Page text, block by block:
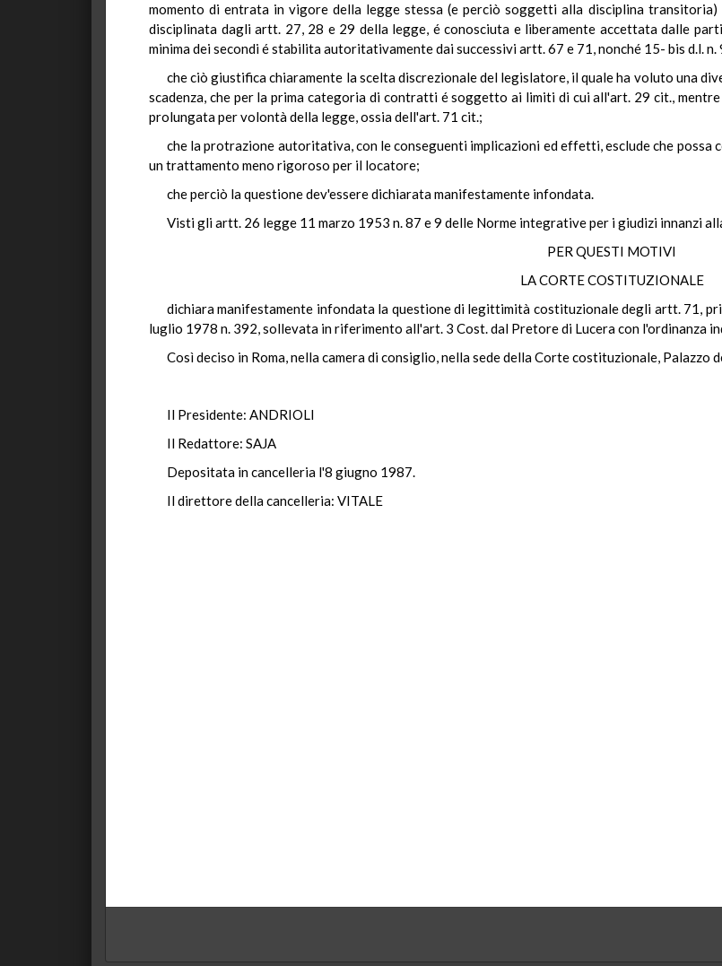
momento di entrata in vigore della legge stessa (e perciò soggetti alla disciplina
disciplinata dagli artt. 27, 28 e 29 della legge, é conosciuta e liberamente accettata dalle
minima dei secondi é stabilita autoritativamente dai successivi artt. 67 e 71, nonché 15- bis d.l. n.
che ciò giustifica chiaramente la scelta discrezionale del legislatore, il quale ha voluto una
scadenza, che per la prima categoria di contratti é soggetto ai limiti di cui all'art. 29 cit.,
prolungata per volontà della legge, ossia dell'art. 71 cit.;
che la protrazione autoritativa, con le conseguenti implicazioni ed effetti, esclude che possa
un trattamento meno rigoroso per il locatore;
che perciò la questione dev'essere dichiarata manifestamente infondata.
Visti gli artt. 26 legge 11 marzo 1953 n. 87 e 9 delle Norme integrative per i giudizi innanzi
PER QUESTI MOTIVI
LA CORTE COSTITUZIONALE
dichiara manifestamente infondata la questione di legittimità costituzionale degli artt. 71,
luglio 1978 n. 392, sollevata in riferimento all'art. 3 Cost. dal Pretore di Lucera con l'ordinanza
Così deciso in Roma, nella camera di consiglio, nella sede della Corte costituzionale, Palazzo
Il Presidente: ANDRIOLI
Il Redattore: SAJA
Depositata in cancelleria l'8 giugno 1987.
Il direttore della cancelleria: VITALE